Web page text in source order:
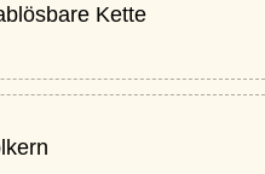
Kette